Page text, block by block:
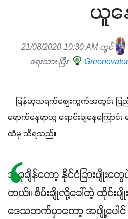
ယူန
21/08/2020 10:30 AM တွင်
ရေးသား ပြီး
မြန်မာ့သရက်ဈေးကွက်အတွင်း ပြ
ရောက်နေရာယူ ရောင်းချနေကြောင်
ထံမှ သိရသည်။
အခုချိန်တော့ နိုင်ငံခြားမျိုး
တယ်။ စိမ်းချိုလို့ခေါ်တဲ့ ထိုင်းမျို
ဒေသဘက်မှာတော့ အပျို့ပေါင်